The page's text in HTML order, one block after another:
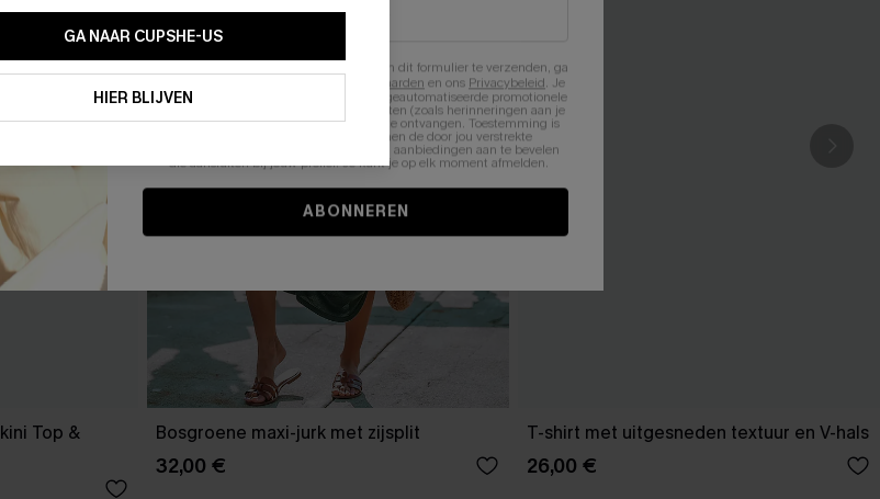
Top &
Bosgroene maxi-jurk met zijsplit
32,00 €
T-shirt met uitgesneden textuur en V-hals
26,00 €
GA NAAR CUPSHE-US
HIER BLIJVEN
Door je contactgegevens in te vullen en dit formulier te verzenden, ga
Algemene Voorwaarden en ons Privacybeleid. Je
stemt er tevens mee in om herhaalde geautomatiseerde promotionele
en gepersonaliseerde marketingberichten (zoals herinneringen aan je
winkelwagen) en e-mails van Cupshe te ontvangen. Toestemming is
niet vereist voor een aankoop. We kunnen de door jou verstrekte
informatie gebruiken om producten en aanbiedingen aan te bevelen
die aansluiten bij jouw profiel. Je kunt je op elk moment afmelden.
ABONNEREN